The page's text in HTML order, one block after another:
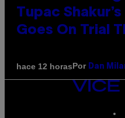
Tupac
Goes On Trial
hace 12 horasPor Dan
VICE
MEDIA